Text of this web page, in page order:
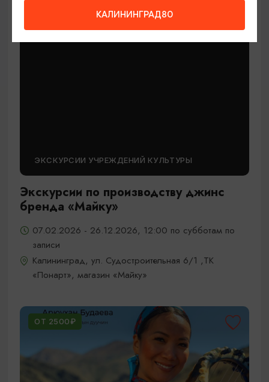
ЭКСКУРСИИ УЧРЕЖДЕНИЙ КУЛЬТУРЫ
Экскурсии по производству джинс
бренда «Майку»
07.02.2026 - 26.12.2026, 12:00 по субботам по
записи
Калининград, ул. Судостроительная 6/1 ,ТК
«Понарт», магазин «Майку»
ОТ 2500₽
КАЛИНИНГРАД80